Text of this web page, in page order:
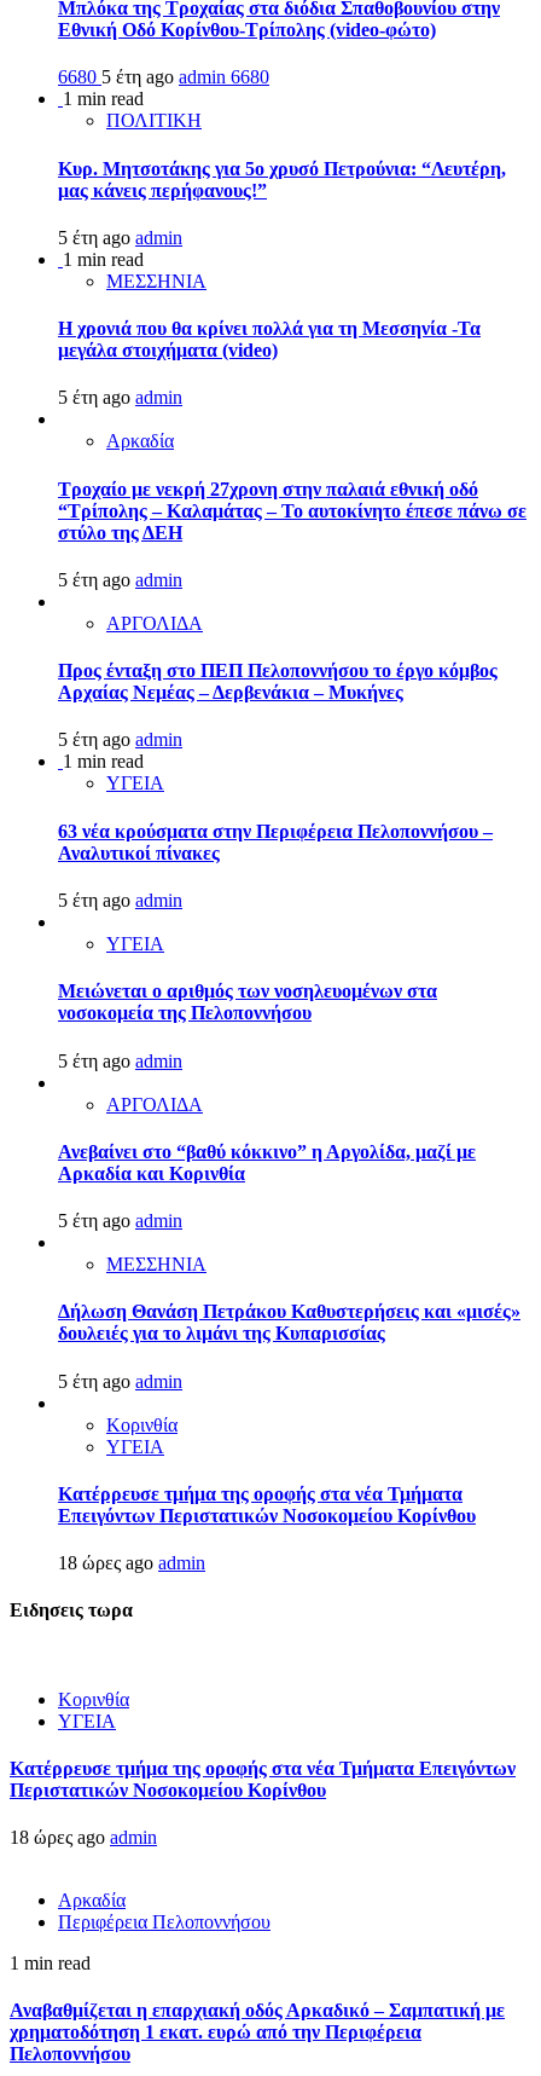
Μπλόκα της Τροχαίας στα διόδια Σπαθοβουνίου στην
Εθνική Οδό Κορίνθου-Τρίπολης (video-φώτο)
6680 5 έτη ago admin 6680
1 min read
ΠΟΛΙΤΙΚΗ
Κυρ. Μητσοτάκης για 5ο χρυσό Πετρούνια: “Λευτέρη,
μας κάνεις περήφανους!”
5 έτη ago admin
1 min read
ΜΕΣΣΗΝΙΑ
Η χρονιά που θα κρίνει πολλά για τη Μεσσηνία -Τα
μεγάλα στοιχήματα (video)
5 έτη ago admin
Αρκαδία
Τροχαίο με νεκρή 27χρονη στην παλαιά εθνική οδό
“Τρίπολης – Καλαμάτας – Το αυτοκίνητο έπεσε πάνω σε
στύλο της ΔΕΗ
5 έτη ago admin
ΑΡΓΟΛΙΔΑ
Προς ένταξη στο ΠΕΠ Πελοποννήσου το έργο κόμβος
Αρχαίας Νεμέας – Δερβενάκια – Μυκήνες
5 έτη ago admin
1 min read
ΥΓΕΙΑ
63 νέα κρούσματα στην Περιφέρεια Πελοποννήσου –
Αναλυτικοί πίνακες
5 έτη ago admin
ΥΓΕΙΑ
Μειώνεται ο αριθμός των νοσηλευομένων στα
νοσοκομεία της Πελοποννήσου
5 έτη ago admin
ΑΡΓΟΛΙΔΑ
Ανεβαίνει στο “βαθύ κόκκινο” η Αργολίδα, μαζί με
Αρκαδία και Κορινθία
5 έτη ago admin
ΜΕΣΣΗΝΙΑ
Δήλωση Θανάση Πετράκου Καθυστερήσεις και «μισές»
δουλειές για το λιμάνι της Κυπαρισσίας
5 έτη ago admin
Κορινθία
ΥΓΕΙΑ
Kατέρρευσε τμήμα της οροφής στα νέα Τμήματα
Επειγόντων Περιστατικών Νοσοκομείου Κορίνθου
18 ώρες ago admin
Ειδησεις τωρα
Κορινθία
ΥΓΕΙΑ
Kατέρρευσε τμήμα της οροφής στα νέα Τμήματα Επειγόντων
Περιστατικών Νοσοκομείου Κορίνθου
18 ώρες ago admin
Αρκαδία
Περιφέρεια Πελοποννήσου
1 min read
Αναβαθμίζεται η επαρχιακή οδός Αρκαδικό – Σαμπατική με
χρηματοδότηση 1 εκατ. ευρώ από την Περιφέρεια
Πελοποννήσου